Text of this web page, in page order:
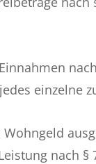
einzelne
nach §